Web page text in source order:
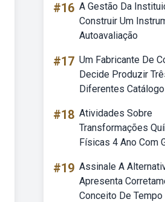
#16 A Gestão Da
Construir Um
Autoavaliação
#17 Um Fabricante De
Decide Produzir
Diferentes
#18 Atividades Sobre
Transformações
Físicas 4 Ano Com
#19 Assinale A
Apresenta
Conceito De Tempo